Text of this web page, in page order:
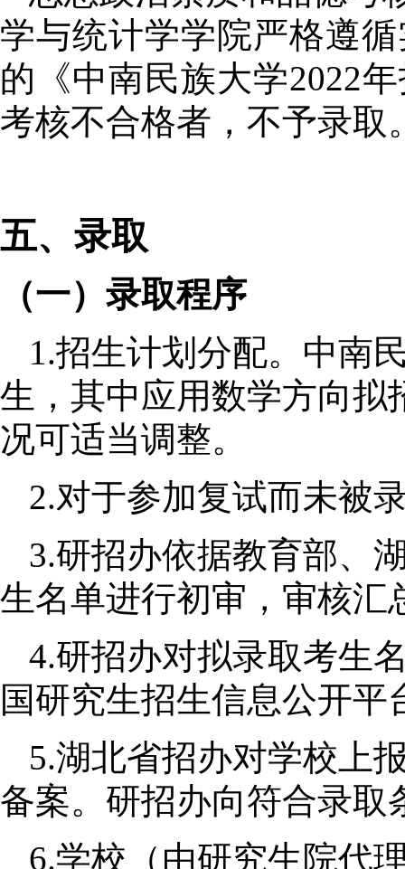
学与统计学学院严格遵
的《中南民族大学2022
考核不合格者，不予录取
五、录取
（一）录取程序
1.招生计划分配。中南
生，其中应用数学方向拟
况可适当调整。
2.对于参加复试而未被
3.研招办依据教育部、
生名单进行初审，审核汇
4.研招办对拟录取考生
国研究生招生信息公开平
5.湖北省招办对学校上
备案。研招办向符合录取
6.学校（由研究生院代